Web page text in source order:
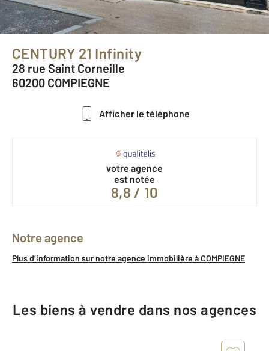
CENTURY 21 Infinity
28 rue Saint Corneille
60200 COMPIEGNE
Afficher le téléphone
votre agence
est notée
8,8 / 10
Notre agence
Plus d’information sur notre agence immobilière à COMPIEGNE
Les biens à vendre dans nos agences